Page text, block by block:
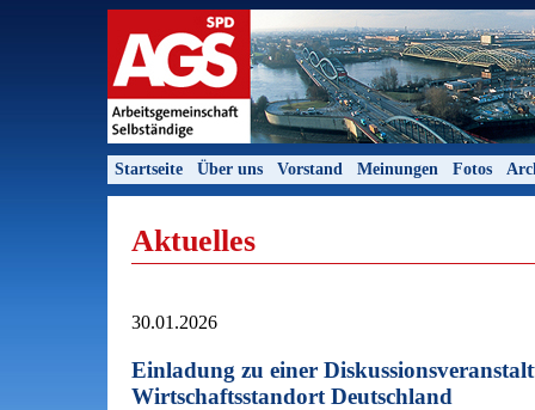
Startseite Über uns Vorstand Meinungen Fotos
Aktuelles
30.01.2026
Einladung zu einer
Wirtschaftsstandort Deutschland